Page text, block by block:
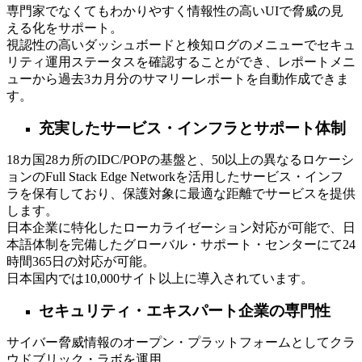
専門家でなくてもわかりやすく情報性の高いUIで脅威の見
える化をサポート。
視認性の高いダッシュボードと検知ログのメニューでセキュ
リティ運用ステータスを確認することができ、レポートメニ
ューから過去3カ月分のサマリーレポートを自動作成できま
す。
充実したサービス・インフラとサポート体制
18カ国28カ所のIDC/POPの基盤と、50以上の異なるロケーシ
ョンのFull Stack Edge Networkを活用したサービス・インフ
ラを保有しており、保護対象に最適な距離でサービスを提供
します。
日本企業に特化したローカライゼーション対応が可能で、日
本語体制を完備したグローバル・サポート・センターにて24
時間365日の対応が可能。
日本国内では10,000サイト以上に導入されています。
セキュリティ・エキスパート企業の専門性
サイバー脅威情報のオープン・プラットフォームとしてクラ